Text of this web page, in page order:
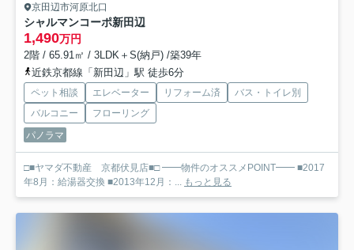
京田辺市河原北口
シャルマンコーポ新田辺
1,490万円
2階 / 65.91㎡ / 3LDK＋S(納戸) /築39年
近鉄京都線「新田辺」駅 徒歩6分
ペット相談 エレベーター リフォーム済
バス・トイレ別
バルコニー
フローリング
パノラマ
□■ヤマダ不動産 京都伏見店■□ ━━物件のオススメPOINT━━ ■2017
年8月：給湯器交換 ■2013年12月：... もっと見る